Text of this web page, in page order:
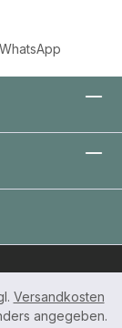
Versandkosten
angegeben.